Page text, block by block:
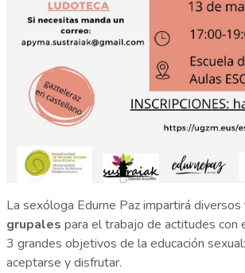
La sexóloga Edurne Paz impartirá diversos
grupales para el trabajo de actitudes con
3 grandes objetivos de la educación
aceptarse y disfrutar.